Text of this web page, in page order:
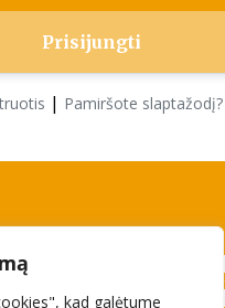
kad galėtume
| Pamiršote slaptažodį?